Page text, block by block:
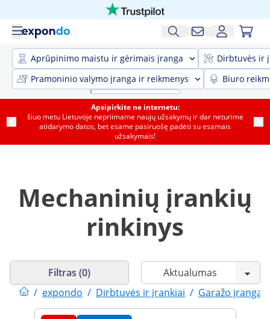
Aprūpinimo maistu ir gėrimais įranga
Dirbtuvės ir
Pramoninio valymo įranga ir reikmenys
Biuro
Apsipirkite ne internetu:
šiuo metu Lietuvoje nepriimame naujų užsakymų ir dar neturime
atidarymo datos, bet esame pasiruošę padėti su esamais
užsakymais!
Mechaninių įrankių
rinkinys
/ expondo / Dirbtuvės ir įrankiai / Garažo įranga
Filtras (0)